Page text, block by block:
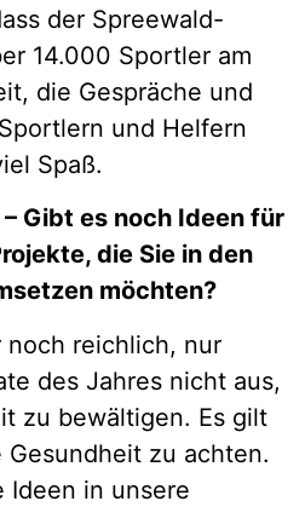
der Spreewald-
14.000 Sportler am
die Gespräche und
und Helfern
Spaß.
Gibt es noch Ideen für
die Sie in den
möchten?
noch reichlich, nur
des Jahres nicht aus,
zu bewältigen. Es gilt
zu achten.
Ideen in unsere